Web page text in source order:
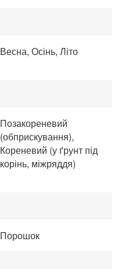
Весна, Осінь, Літо
Позакореневий
(обприскування),
Кореневий (у ґрунт під
корінь, міжряддя)
Порошок